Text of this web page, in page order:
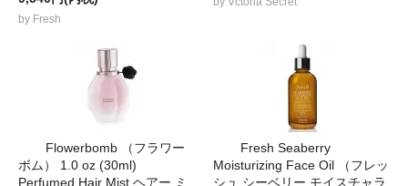
by Fresh
Flowerbomb （フラワー
ボム） 1.0 oz (30ml)
Perfumed Hair Mist ヘアー ミ
Fresh Seaberry
Moisturizing Face Oil （フレッ
シュ シーベリー モイスチャラ